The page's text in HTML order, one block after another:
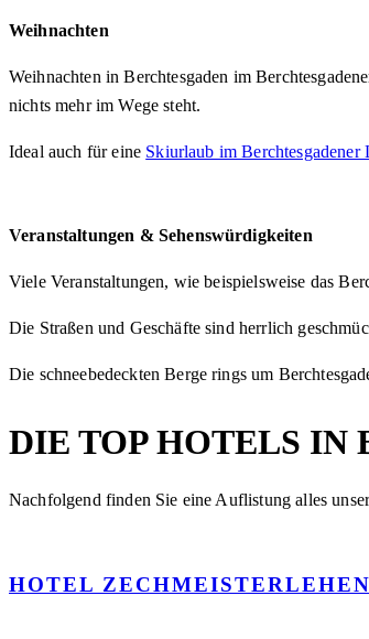
Weihnachten
Weihnachten in Berchtesgaden im
nichts mehr im Wege steht.
Ideal auch für eine Skiurlaub im Berchtesgadener
Veranstaltungen & Sehenswürdigkeiten
Viele Veranstaltungen, wie beispielsweise das
Die Straßen und Geschäfte sind herrlich
Die schneebedeckten Berge rings um
DIE TOP HOTELS IN
Nachfolgend finden Sie eine Auflistung alles
HOTEL ZECHMEISTERLEHEN